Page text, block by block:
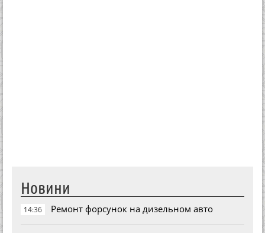
Новини
14:36 Ремонт форсунок на дизельном авто